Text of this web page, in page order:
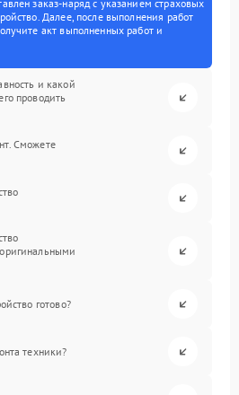
заказ-наряд с указанием страховых
Далее, после выполнения работ
акт выполненных работ и
и какой
проводить
Сможете
готово?
техники?